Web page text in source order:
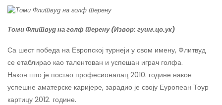
Томи Флитвуд на голф терену (Извор: гуим.цо.ук)
Са шест победа на Европској турнеји у свом имену, Флитвуд
се етаблирао као талентован и успешан играч голфа.
Након што је постао професионалац 2010. године након
успешне аматерске каријере, зарадио је своју Еуропеан Тоур
картицу 2012. године.